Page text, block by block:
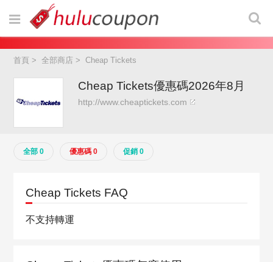
首頁 >全部商店 >Cheap Tickets
Cheap Tickets優惠碼2026年8月
http://www.cheaptickets.com
全部 0 優惠碼 0 促銷 0
Cheap Tickets FAQ
不支持轉運